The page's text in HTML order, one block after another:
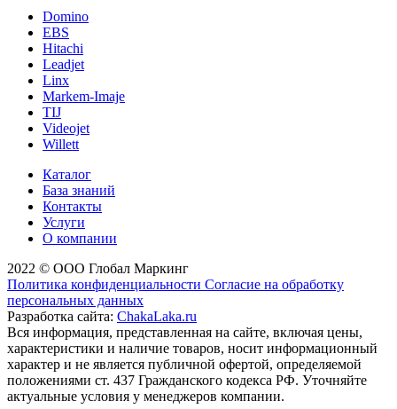
Domino
EBS
Hitachi
Leadjet
Linx
Markem-Imaje
TIJ
Videojet
Willett
Каталог
База знаний
Контакты
Услуги
О компании
2022 © ООО Глобал Маркинг
Политика конфиденциальности Согласие на обработку
персональных данных
Разработка сайта: ChakaLaka.ru
Вся информация, представленная на сайте, включая цены,
характеристики и наличие товаров, носит информационный
характер и не является публичной офертой, определяемой
положениями ст. 437 Гражданского кодекса РФ. Уточняйте
актуальные условия у менеджеров компании.